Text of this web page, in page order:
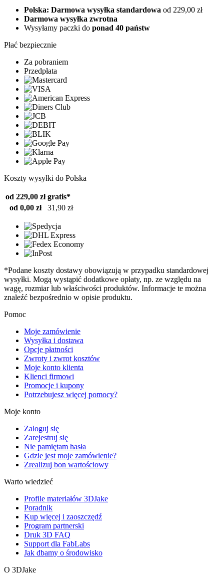
Polska: Darmowa wysyłka standardowa od 229,00 zł
Darmowa wysyłka zwrotna
Wysyłamy paczki do ponad 40 państw
Płać bezpiecznie
Za pobraniem
Przedpłata
Koszty wysyłki do Polska
od 229,00 zł gratis*
od 0,00 zł
31,90 zł
*Podane koszty dostawy obowiązują w przypadku standardowej
wysyłki. Mogą wystąpić dodatkowe opłaty, np. ze względu na
wagę, rozmiar lub właściwości produktów. Informacje te można
znaleźć bezpośrednio w opisie produktu.
Pomoc
Moje zamówienie
Wysyłka i dostawa
Opcje płatności
Zwroty i zwrot kosztów
Moje konto klienta
Klienci firmowi
Promocje i kupony
Potrzebujesz więcej pomocy?
Moje konto
Zaloguj się
Zarejestruj się
Nie pamiętam hasła
Gdzie jest moje zamówienie?
Zrealizuj bon wartościowy
Warto wiedzieć
Profile materiałów 3DJake
Poradnik
Kup więcej i zaoszczędź
Program partnerski
Druk 3D FAQ
Support dla FabLabs
Jak dbamy o środowisko
O 3DJake